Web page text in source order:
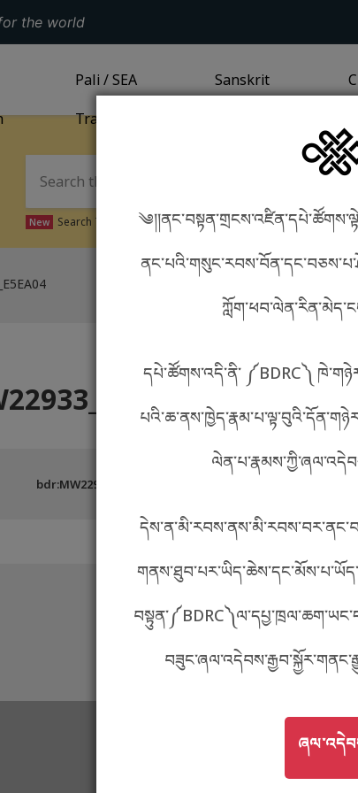
བོད་ཡིག
ភាសាខ្មែរ
the world
TRADITIONPAGE
GO TOPALI / SEA TRADITIONPAGE
Pali / SEA
Tradition
GO TOSANSKRIT
Sanskrit
དཔེ་ཚོགས་འདི་ནི་ ༼BDRC༽
GO TO
New Search Tibetan in phonetics! How
bdr:MW22933_E5EA04 metadata ཕབ་ལེན།